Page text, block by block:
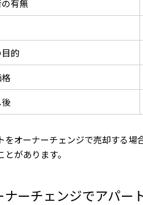
有無
的
をオーナーチェンジで売却する
とがあります。
ナーチェンジでアパー